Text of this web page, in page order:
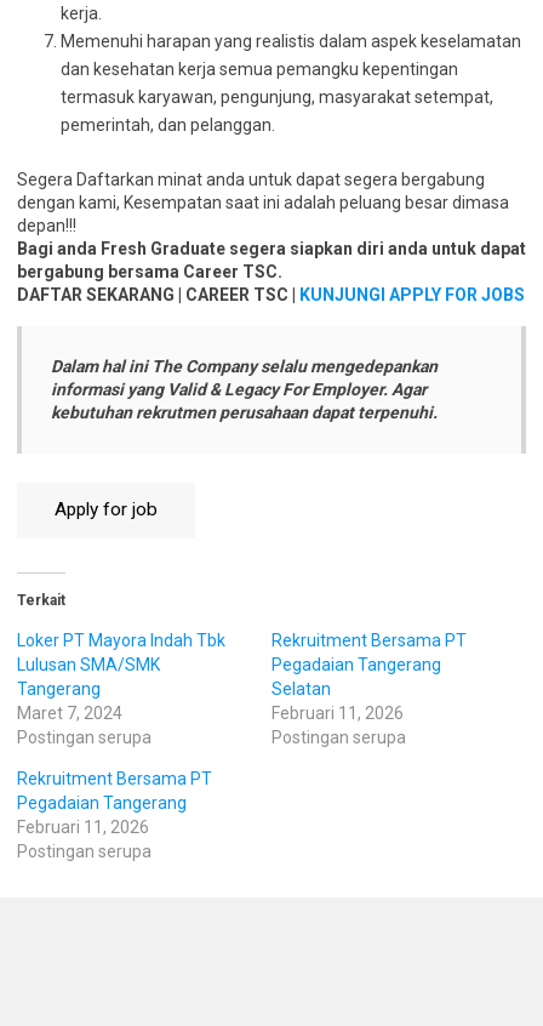
kerja.
Memenuhi harapan yang realistis dalam aspek keselamatan
dan kesehatan kerja semua pemangku kepentingan
termasuk karyawan, pengunjung, masyarakat setempat,
pemerintah, dan pelanggan.
Segera Daftarkan minat anda untuk dapat segera bergabung
dengan kami, Kesempatan saat ini adalah peluang besar dimasa
depan!!!
Bagi anda Fresh Graduate segera siapkan diri anda untuk dapat
bergabung bersama Career TSC.
DAFTAR SEKARANG | CAREER TSC |
KUNJUNGI APPLY FOR JOBS
Dalam hal ini The Company selalu mengedepankan
informasi yang Valid & Legacy For Employer. Agar
kebutuhan rekrutmen perusahaan dapat terpenuhi.
Terkait
Loker PT Mayora Indah Tbk
Lulusan SMA/SMK
Tangerang
Maret 7, 2024
Postingan serupa
Rekruitment Bersama PT
Pegadaian Tangerang
Selatan
Februari 11, 2026
Postingan serupa
Rekruitment Bersama PT
Pegadaian Tangerang
Februari 11, 2026
Postingan serupa